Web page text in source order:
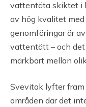
vattentäta skiktet i
av hög kvalitet
genomföringar är
vattentätt – och det
märkbart mellan
Svevitak lyfter
områden där det